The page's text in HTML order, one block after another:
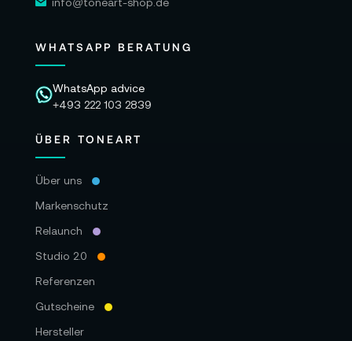
WHATSAPP BERATUNG
WhatsApp advice
+493 222 103 2839
ÜBER TONEART
Über uns
Markenschutz
Relaunch
Studio 2.0
Referenzen
Gutscheine
Hersteller